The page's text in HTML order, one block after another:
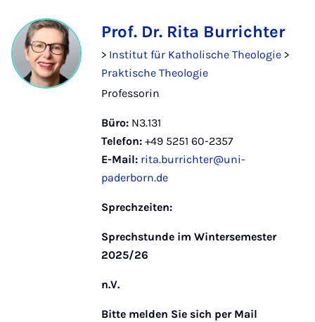
Prof. Dr. Rita Burrichter
> Institut für Katholische Theologie >
Praktische Theologie
Professorin
Büro: N3.131
Telefon: +49 5251 60-2357
E-Mail: rita.burrichter@uni-
paderborn.de
Sprechzeiten:
Sprechstunde im Wintersemester
2025/26
n.V.
Bitte melden Sie sich per Mail